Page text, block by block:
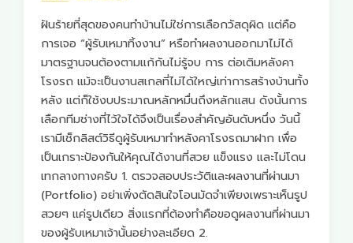
ฝันร้ายที่สุดของคนทำบ้านไม่ใช่การเลือกวัสดุผิด แต่คือ
การเจอ “ผู้รับเหมาทิ้งงาน” หรือทำผลงานออกมาไม่ได้
มาตรฐานจนต้องตามแก้กันไม่รู้จบ การ ต่อเติมหลังคา
โรงรถ แม้จะเป็นงานสเกลที่ไม่ได้ใหญ่เท่าการสร้างบ้านทั้ง
หลัง แต่ก็ใช้งบประมาณหลักหมื่นถึงหลักแสน ดังนั้นการ
เลือกทีมช่างที่ไว้ใจได้จึงเป็นเรื่องสำคัญอันดับหนึ่ง วันนี้
เรามีเช็กลิสต์วิธีดูผู้รับเหมาทำหลังคาโรงรถมาฝาก เพื่อ
เป็นเกราะป้องกันให้คุณได้งานที่สวย แข็งแรง และไม่โดน
เทกลางทางครับ 1. ตรวจสอบประวัติและผลงานที่ผ่านมา
(Portfolio) อย่าเพิ่งตัดสินใจโอนมัดจำเพียงเพราะเห็นรูป
สวยๆ แค่รูปเดียว สิ่งแรกที่ต้องทำคือขอดูผลงานที่ผ่านมา
ของผู้รับเหมาเจ้านั้นอย่างละเอียด 2.